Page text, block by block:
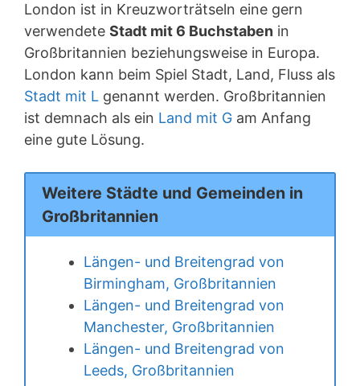
London ist in Kreuzworträtseln eine gern
verwendete Stadt mit 6 Buchstaben in
Großbritannien beziehungsweise in Europa.
London kann beim Spiel Stadt, Land, Fluss als
Stadt mit L genannt werden. Großbritannien
ist demnach als ein Land mit G am Anfang
eine gute Lösung.
Weitere Städte und Gemeinden in
Großbritannien
Längen- und Breitengrad von
Birmingham, Großbritannien
Längen- und Breitengrad von
Manchester, Großbritannien
Längen- und Breitengrad von
Leeds, Großbritannien